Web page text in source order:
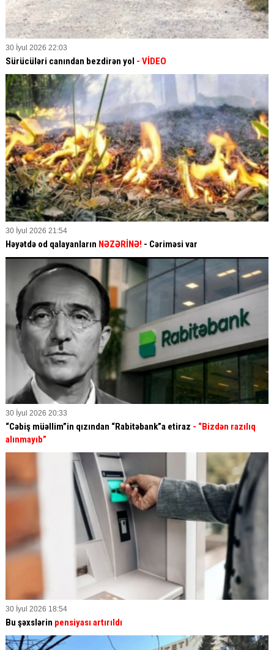
30 İyul 2026 22:03
Sürücüləri canından bezdirən yol - VİDEO
30 İyul 2026 21:54
Həyətdə od qalayanların NƏZƏRİNƏ! - Cəriməsi var
30 İyul 2026 20:33
“Cəbiş müəllim”in qızından “Rabitəbank”a etiraz - “Bizdən razılıq
alınmayıb”
30 İyul 2026 18:54
Bu şəxslərin pensiyası artırıldı